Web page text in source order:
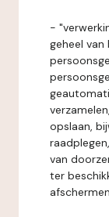
-
geheel
opslaan,
van
ter